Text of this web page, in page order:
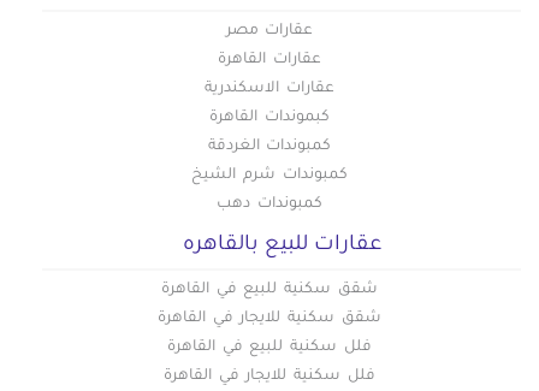
عقارات مصر
عقارات القاهرة
عقارات الاسكندرية
كبموندات القاهرة
كمبوندات الغردقة
كمبوندات شرم الشيخ
كمبوندات دهب
عقارات للبيع بالقاهره
شقق سكنية للبيع في القاهرة
شقق سكنية للايجار في القاهرة
فلل سكنية للبيع في القاهرة
فلل سكنية للايجار في القاهرة